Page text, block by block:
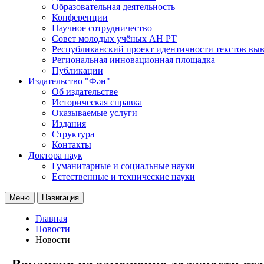
Образовательная деятельность
Конференции
Научное сотрудничество
Совет молодых учёных АН РТ
Республиканский проект идентичности текстов
Региональная инновационная площадка
Публикации
Издательство "Фән"
Об издательстве
Историческая справка
Оказываемые услуги
Издания
Структура
Контакты
Доктора наук
Гуманитарные и социальные науки
Естественные и технические науки
Меню Навигация
Главная
Новости
Новости